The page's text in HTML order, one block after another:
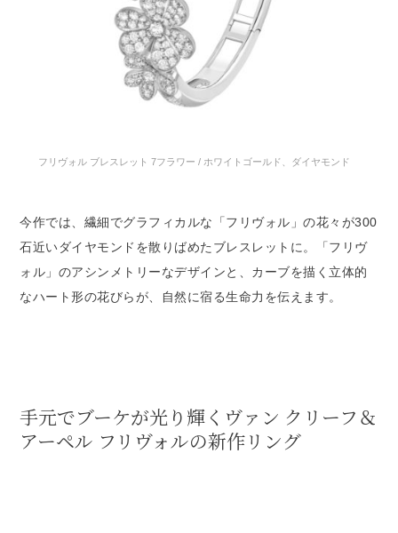
フリヴォル ブレスレット 7フラワー / ホワイトゴールド、ダイヤモンド
今作では、繊細でグラフィカルな「フリヴォル」の花々が300
石近いダイヤモンドを散りばめたブレスレットに。「フリヴ
ォル」のアシンメトリーなデザインと、カーブを描く立体的
なハート形の花びらが、自然に宿る生命力を伝えます。
手元でブーケが光り輝くヴァン クリーフ＆
アーペル フリヴォルの新作リング